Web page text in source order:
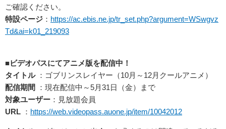
ご確認ください。
特設ページ ： https://ac.ebis.ne.jp/tr_set.php?argument=WSwgvz
Td&ai=k01_219093
■ビデオパスにてアニメ版を配信中！
タイトル：ゴブリンスレイヤー（10月～12月クールアニメ）
配信期間
：現在配信中～5月31日（金）まで
対象ユーザー ：見放題会員
URL ： https://web.videopass.auone.jp/item/10042012